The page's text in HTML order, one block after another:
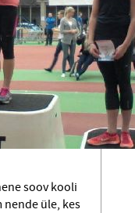
soov kooli
nende üle, kes